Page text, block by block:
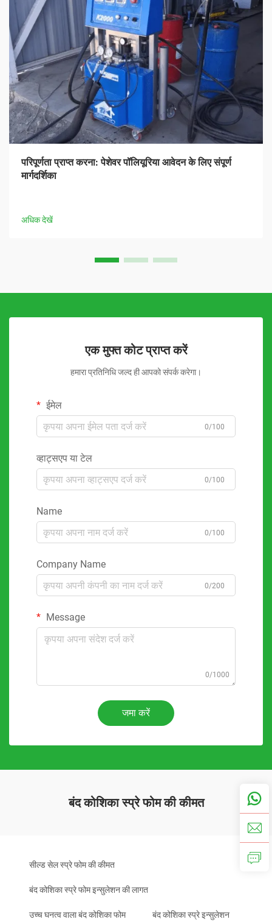
परिपूर्णता प्राप्त करना: पेशेवर पॉलियूरिया आवेदन के लिए संपूर्ण
मार्गदर्शिका
अधिक देखें
एक मुफ्त कोट प्राप्त करें
हमारा प्रतिनिधि जल्द ही आपको संपर्क करेगा।
ईमेल
0/100
व्हाट्सएप या टेल
0/100
Name
0/100
Company Name
0/200
Message
0/1000
जमा करें
बंद कोशिका स्प्रे फोम की कीमत
सील्ड सेल स्प्रे फोम की कीमत
बंद कोशिका स्प्रे फोम इन्सुलेशन की लागत
उच्च घनत्व वाला बंद कोशिका फोम बंद कोशिका स्प्रे इन्सुलेशन